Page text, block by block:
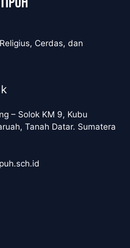
Cerdas, dan
– Solok KM 9, Kubu
Tanah Datar. Sumatera